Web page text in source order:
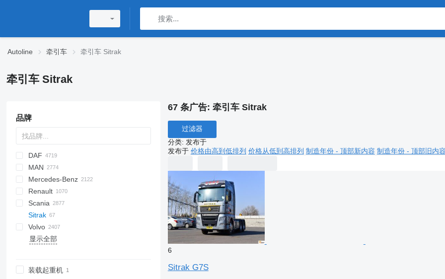
Autoline 牵引车 牵引车 Sitrak
牵引车 Sitrak
品牌
HD
DAF
AS
CF
LF
Pony
XD
XF
XG
SLT
CA
J7
JH6
1848
Cargo
E-series
F-MAX
Transit
Auman
BJ
CL
Cascadia
700
GENLYON
A-series
ZZ
Daily
EuroCargo
EuroStar
Eurotech
Magirus
S-Way
Stralis
Turbostar
7600
8600
ProStar
5410
T-series
W-series
MAN
F90
KAT
Lion's series
NL series
TGA
TGE
TGS
543205
CH
F-series
R-series
Mercedes-Benz
A-Class
Actros
Antos
Arocs
Atego
MB
Canter
Cabstar
377
386
387
389
Renault
C-series
D-series
D Wide
G-series
Magnum
ROC
Scania
G-series
K-series
L-series
R-series
F2000
F3000
H3000
X5000
371
375
380
NX
Sitrak
C7H
G7
1491
Phoenix
T-series
Crafter
LT
Volvo
A-series
F89
4900
显示全部
装载起重机
67 条广告: 牵引车 Sitrak
过滤器
分类: 发布于
发布于 价格由高到低排列 价格从低到高排列 制造年份 - 顶部新内容 制造年份 - 顶部旧内容
6
Sitrak G7S